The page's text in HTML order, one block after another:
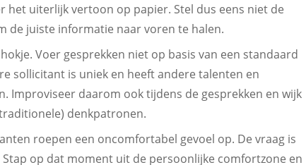
het uiterlijk vertoon op papier. Stel dus eens niet de
de juiste informatie naar voren te halen.
Voer gesprekken niet op basis van een standaard
sollicitant is uniek en heeft andere talenten en
Improviseer daarom ook tijdens de gesprekken en wijk
denkpatronen.
roepen een oncomfortabel gevoel op. De vraag is
Stap op dat moment uit de persoonlijke comfortzone en